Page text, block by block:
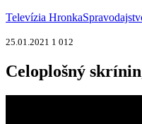
Televízia Hronka
25.01.2021 1 012
Celoplošný